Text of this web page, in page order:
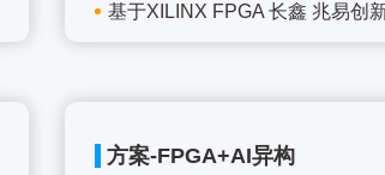
基于XILINX FPGA 长鑫 兆易创
方案-FPGA+AI异构